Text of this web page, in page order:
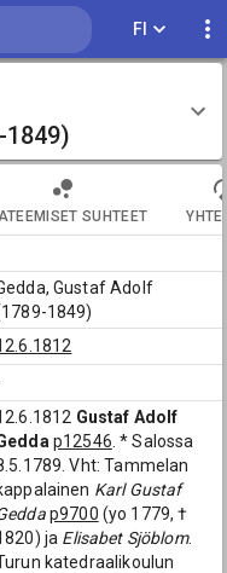
FI
SUHTEET
Gustaf Adolf
1849)
Gustaf Adolf
p12546 . * Salossa
Vht: Tammelan
Karl Gustaf
p9700 (yo 1779, †
ja Elisabet Sjöblom.
katedraalikoulun